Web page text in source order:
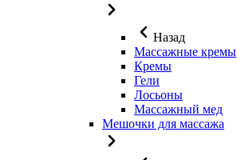
Назад
Массажные кремы
Кремы
Гели
Лосьоны
Массажный мед
Мешочки для массажа